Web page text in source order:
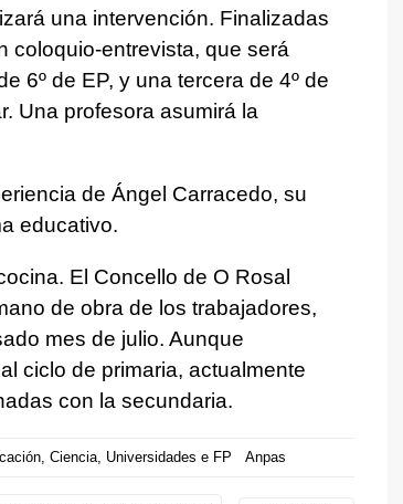
una intervención. Finalizadas
coloquio-entrevista, que será
6º de EP, y una tercera de 4º de
Una profesora asumirá la
de Ángel Carracedo, su
educativo.
El Concello de O Rosal
de obra de los trabajadores,
mes de julio. Aunque
ciclo de primaria, actualmente
con la secundaria.
Ciencia, Universidades e FP Anpas